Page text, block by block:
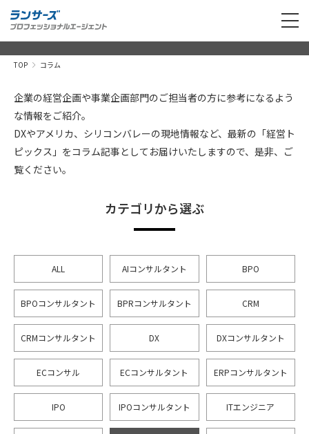
TOP コラム
企業の経営企画や事業企画部門のご担当者の方に参考になるよう
な情報をご紹介。
DXやアメリカ、シリコンバレーの現地情報など、最新の「経営ト
ピックス」をコラム記事としてお届けいたしますので、是非、ご
覧ください。
カテゴリから選ぶ
ALL AIコンサルタント BPO
BPOコンサルタント BPRコンサルタント CRM
CRMコンサルタント DX DXコンサルタント
ECコンサル ECコンサルタント ERPコンサルタント
IPO IPOコンサルタント ITエンジニア